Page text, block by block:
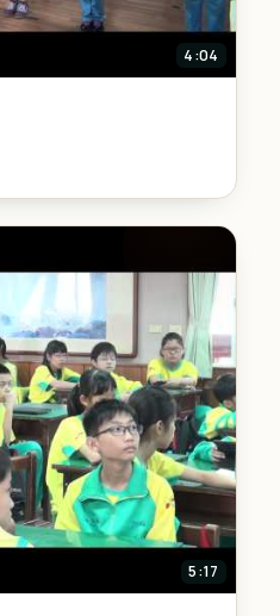
4:04
5:17